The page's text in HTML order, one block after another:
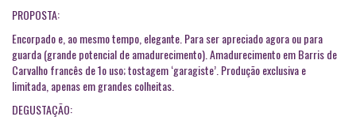
PROPOSTA:
Encorpado e, ao mesmo tempo, elegante. Para ser apreciado agora ou para
guarda (grande potencial de amadurecimento). Amadurecimento em Barris de
Carvalho francês de 1o uso; tostagem ‘garagiste’. Produção exclusiva e
limitada, apenas em grandes colheitas.
DEGUSTAÇÃO: